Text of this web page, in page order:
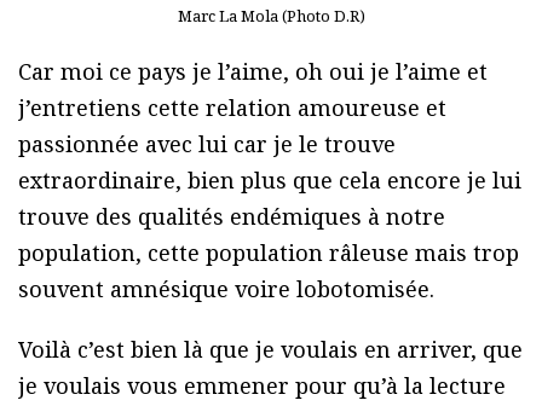
Marc La Mola (Photo D.R)
Car moi ce pays je l’aime, oh oui je l’aime et
j’entretiens cette relation amoureuse et
passionnée avec lui car je le trouve
extraordinaire, bien plus que cela encore je lui
trouve des qualités endémiques à notre
population, cette population râleuse mais trop
souvent amnésique voire lobotomisée.
Voilà c’est bien là que je voulais en arriver, que
je voulais vous emmener pour qu’à la lecture